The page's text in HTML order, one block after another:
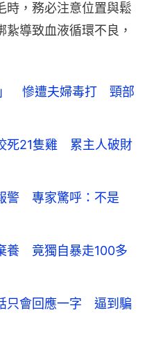
時，務必注意位置與鬆
導致血液循環不良，
」 慘遭夫婦毒打 頸部
死21隻雞 累主人破財
警 專家驚呼：不是
養 竟獨自暴走100多
只會回應一字 逼到騙